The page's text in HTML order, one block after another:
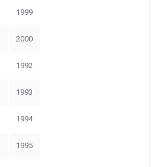
1999
2000
1992
1993
1994
1995